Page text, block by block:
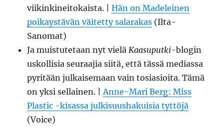
viikinkineitokaista. |Hän on Madeleinen
poikaystävän väitetty salarakas (Ilta-
Sanomat)
Ja muistutetaan nyt vieläKaasuputki-blogin
uskollisia seuraajia siitä, että tässä mediassa
pyritään julkaisemaan vain tosiasioita. Tämä
on yksi sellainen. |Anne-Mari Berg: Miss
Plastic -kisassa julkisuushakuisia tyttöjä
(Voice)